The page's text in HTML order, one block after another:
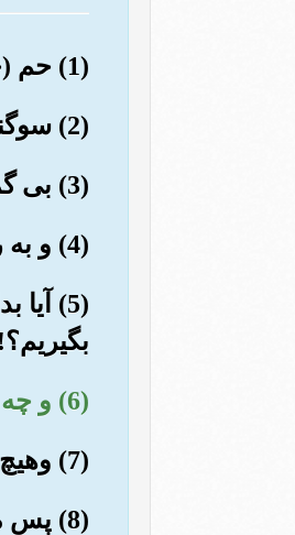
(1) حم (حا . میم).
(2) سوگند به کتاب روشنگر.
(3) بی گمان ما این (کتاب) را قرآنی عربی قرار دادیم, شاید که شما (آن را) در یابید.
(4) و به راستی که آن در ام الکتاب (= لوح محفوظ) نزد ما بلند مرتبه (و) حکمت آمیزاست.
(5)
(6) و چه بسیار پیامبرانی که (برای هدایت) به میان پیشینیان فردستادیم.
(7) وهیچ پیامبری به سوی آنان نیامد, مگر این که اورا مسخره (واستهزاء) می کردند.
(8) پس ما (کافرانی) نیرومند تر از اینها (= کفار قریش) را هلاک کردیم, و داستان پیشینیان گذشت.